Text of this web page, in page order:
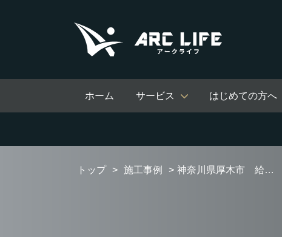
ホーム サービス はじめての方へ
トップ 施工事例 神奈川県厚木市 給湯器交換工事 【RUF-A2405SAW(C)】